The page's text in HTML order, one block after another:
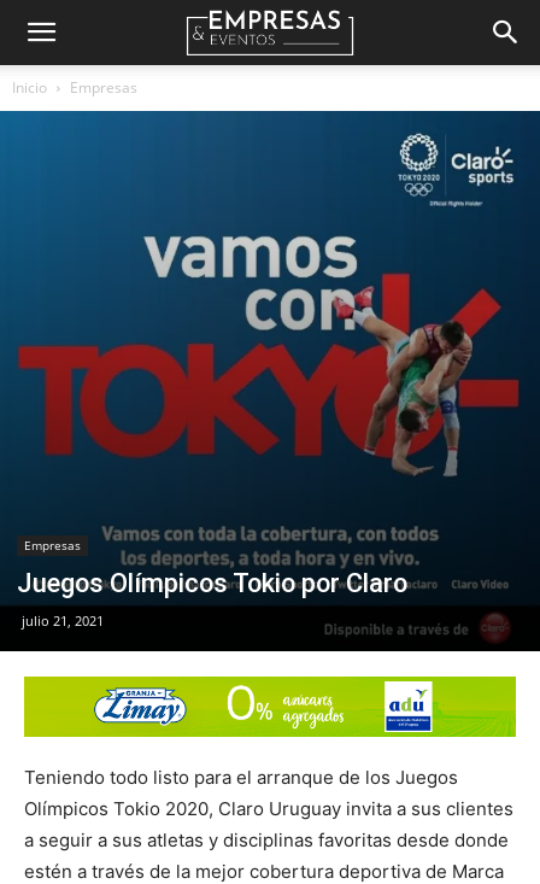
Empresas
Inicio Empresas
Empresas
Juegos Olímpicos Tokio por Claro
julio 21, 2021
Teniendo todo listo para el arranque de los Juegos
Olímpicos Tokio 2020, Claro Uruguay invita a sus clientes
a seguir a sus atletas y disciplinas favoritas desde donde
estén a través de la mejor cobertura deportiva de Marca